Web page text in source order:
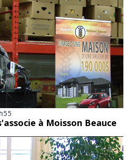
à Moisson Beauce